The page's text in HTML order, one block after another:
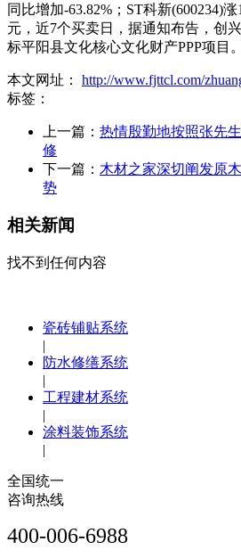
同比增加-63.82%；ST科新(600234)
元，近7个买卖日，据通知布告，创
标平阳县文化核心文化财产PPP项目。
本文网址： http://www.fjttcl.com/
标签：
上一篇： 热情殷勤地按照张先
修
下一篇： 木材之家深切阐发原
势
相关新闻
找不到任何内容
瓷砖铺贴系统
|
防水修缮系统
|
工程建材系统
|
涂料装饰系统
|
全国统一
咨询热线
400-006-6988